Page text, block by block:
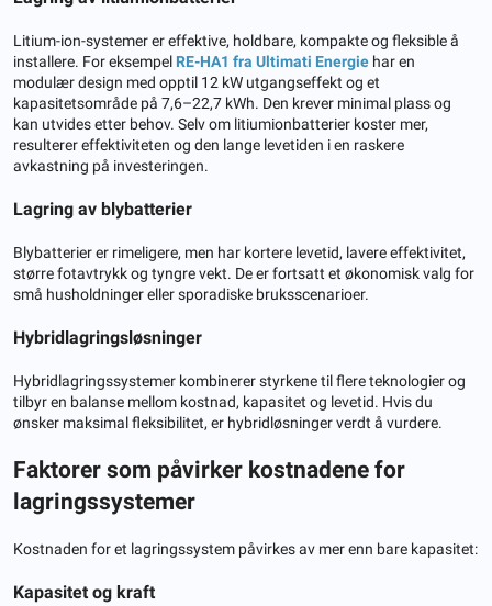
Litium-ion-systemer er effektive, holdbare, kompakte og fleksible å
installere. For eksempel RE-HA1 fra Ultimati Energie har en
modulær design med opptil 12 kW utgangseffekt og et
kapasitetsområde på 7,6–22,7 kWh. Den krever minimal plass og
kan utvides etter behov. Selv om litiumionbatterier koster mer,
resulterer effektiviteten og den lange levetiden i en raskere
avkastning på investeringen.
Lagring av blybatterier
Blybatterier er rimeligere, men har kortere levetid, lavere effektivitet,
større fotavtrykk og tyngre vekt. De er fortsatt et økonomisk valg for
små husholdninger eller sporadiske bruksscenarioer.
Hybridlagringsløsninger
Hybridlagringssystemer kombinerer styrkene til flere teknologier og
tilbyr en balanse mellom kostnad, kapasitet og levetid. Hvis du
ønsker maksimal fleksibilitet, er hybridløsninger verdt å vurdere.
Faktorer som påvirker kostnadene for
lagringssystemer
Kostnaden for et lagringssystem påvirkes av mer enn bare kapasitet:
Kapasitet og kraft